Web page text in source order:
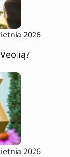
2026
2026